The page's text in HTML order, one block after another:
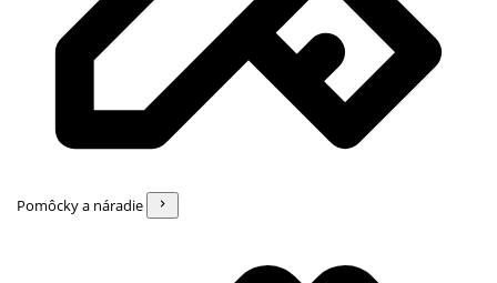
Pomôcky a náradie